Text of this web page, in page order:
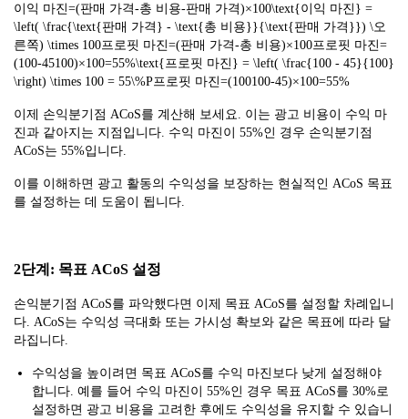
이익 마진=(판매 가격-총 비용-판매 가격)×100\text{이익 마진} =
\left( \frac{\text{판매 가격} - \text{총 비용}}{\text{판매 가격}}) \오
른쪽) \times 100프로핏 마진=(판매 가격-총 비용)×100프로핏 마진=
(100-45100)×100=55%\text{프로핏 마진} = \left( \frac{100 - 45}{100}
\right) \times 100 = 55\%P프로핏 마진=(100100-45)×100=55%
이제 손익분기점 ACoS를 계산해 보세요. 이는 광고 비용이 수익 마
진과 같아지는 지점입니다. 수익 마진이 55%인 경우 손익분기점
ACoS는 55%입니다.
이를 이해하면 광고 활동의 수익성을 보장하는 현실적인 ACoS 목표
를 설정하는 데 도움이 됩니다.
2단계: 목표 ACoS 설정
손익분기점 ACoS를 파악했다면 이제 목표 ACoS를 설정할 차례입니
다. ACoS는 수익성 극대화 또는 가시성 확보와 같은 목표에 따라 달
라집니다.
수익성을 높이려면 목표 ACoS를 수익 마진보다 낮게 설정해야
합니다. 예를 들어 수익 마진이 55%인 경우 목표 ACoS를 30%로
설정하면 광고 비용을 고려한 후에도 수익성을 유지할 수 있습니